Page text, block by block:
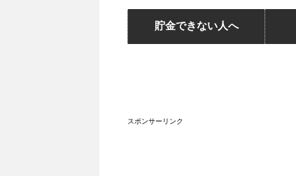
貯金できない人へ
スポンサーリンク